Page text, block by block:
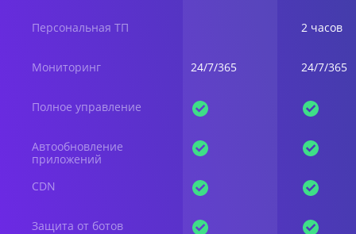
Персональная ТП
Мониторинг
Полное управление
Автообновление
приложений
CDN
Защита от ботов
24/7/365
2 часов
24/7/365